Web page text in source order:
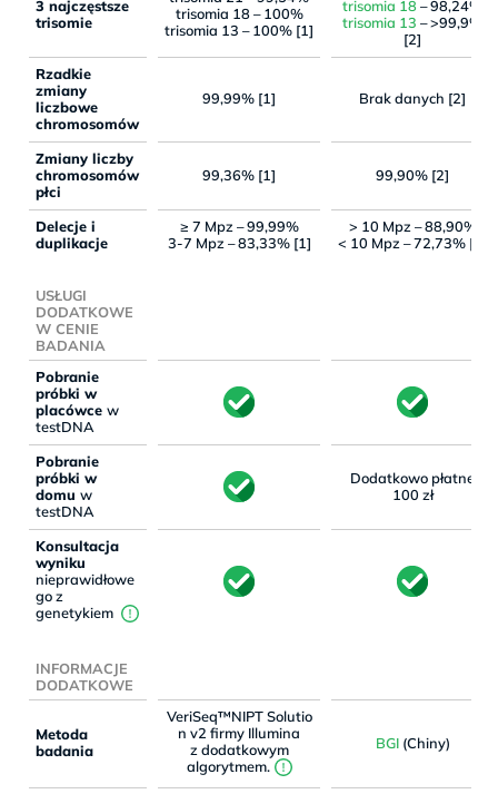
3 najczęstsze
trisomie
trisomia 18 – 100%
trisomia 13 – 100% [1]
trisomia 18– 98,24%
trisomia 13 – >99,9%
[2]
Rzadkie
zmiany
liczbowe
chromosomów
99,99% [1] Brak danych [2]
Zmiany liczby
chromosomów
płci
99,36% [1] 99,90% [2]
Delecje i
duplikacje
≥ 7 Mpz – 99,99%
3-7 Mpz – 83,33% [1]
> 10 Mpz – 88,90%
< 10 Mpz – 72,73% [2]
USŁUGI
DODATKOWE
W CENIE
BADANIA
Pobranie
próbki w
placówce w
testDNA
Pobranie
próbki w
domu w
testDNA
Dodatkowo płatne
100 zł
Konsultacja
wyniku
nieprawidłowe
go z
genetykiem
INFORMACJE
DODATKOWE
Metoda
badania
VeriSeq™NIPT Solutio
n v2 firmy Illumina
z dodatkowym
algorytmem.
BGI(Chiny)